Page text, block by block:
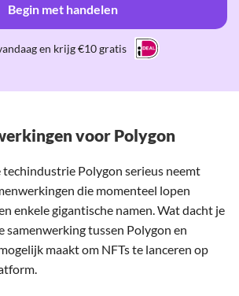
Begin met handelen
en krijg €10 gratis
voor Polygon
Polygon serieus neemt
die momenteel lopen
enkele gigantische namen. Wat dacht je
samenwerking tussen Polygon en
maakt om NFTs te lanceren op